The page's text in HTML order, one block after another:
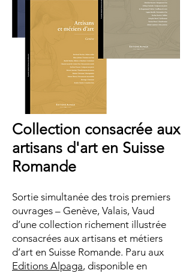
Collection consacrée aux
artisans d'art en Suisse
Romande
Sortie simultanée des trois premiers
ouvrages – Genève, Valais, Vaud
d’une collection richement illustrée
consacrées aux artisans et métiers
d’art en Suisse Romande. Paru aux
Editions Alpaga, disponible en